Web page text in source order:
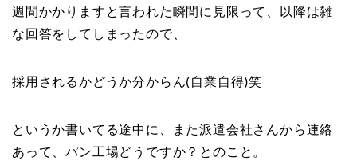
週間かかりますと言われた瞬間に見限って、以降は雑
な回答をしてしまったので、
採用されるかどうか分からん(自業自得)笑
というか書いてる途中に、また派遣会社さんから連絡
あって、パン工場どうですか？とのこと。